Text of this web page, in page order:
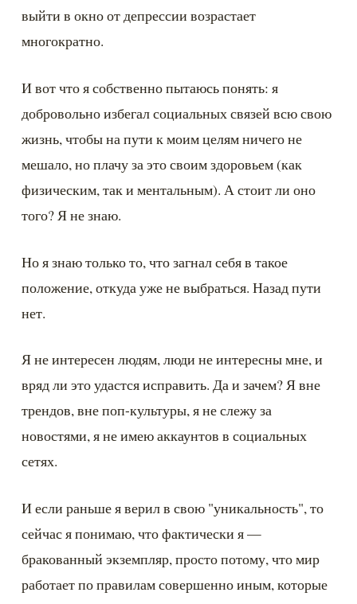
выйти в окно от депрессии возрастает
многократно.
И вот что я собственно пытаюсь понять: я
добровольно избегал социальных связей всю свою
жизнь, чтобы на пути к моим целям ничего не
мешало, но плачу за это своим здоровьем (как
физическим, так и ментальным). А стоит ли оно
того? Я не знаю.
Но я знаю только то, что загнал себя в такое
положение, откуда уже не выбраться. Назад пути
нет.
Я не интересен людям, люди не интересны мне, и
вряд ли это удастся исправить. Да и зачем? Я вне
трендов, вне поп-культуры, я не слежу за
новостями, я не имею аккаунтов в социальных
сетях.
И если раньше я верил в свою "уникальность", то
сейчас я понимаю, что фактически я —
бракованный экземпляр, просто потому, что мир
работает по правилам совершенно иным, которые